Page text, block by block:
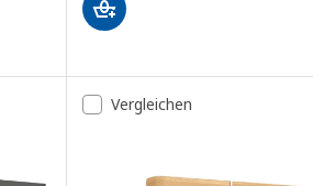
Vergleichen